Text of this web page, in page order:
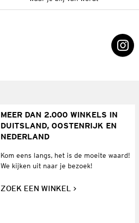
MEER DAN 2.000 WINKELS IN
DUITSLAND, OOSTENRIJK EN
NEDERLAND
Kom eens langs, het is de moeite waard!
We kijken uit naar je bezoek!
ZOEK EEN WINKEL